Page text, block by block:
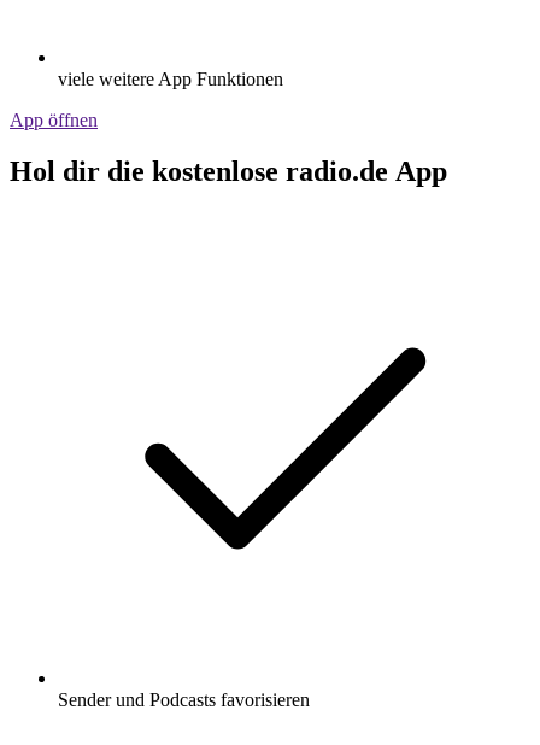
viele weitere App Funktionen
App öffnen
Hol dir die kostenlose radio.de App
Sender und Podcasts favorisieren